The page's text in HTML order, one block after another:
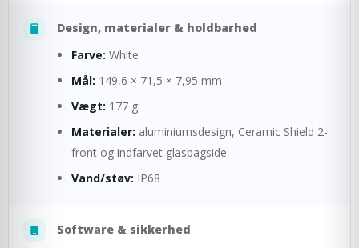
Design, materialer & holdbarhed
Farve: White
Mål: 149,6 × 71,5 × 7,95 mm
Vægt: 177 g
Materialer: aluminiumsdesign, Ceramic Shield 2-
front og indfarvet glasbagside
Vand/støv: IP68
Software & sikkerhed